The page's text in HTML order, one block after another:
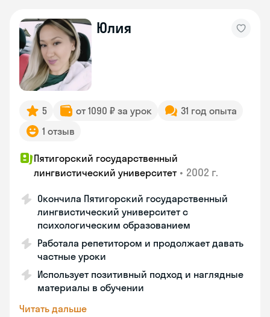
Юлия
5 от 1090 ₽ за урок
31 год опыта
1 отзыв
Пятигорский государственный
лингвистический университет • 2002 г.
Окончила Пятигорский государственный
лингвистический университет с
психологическим образованием
Работала репетитором и продолжает давать
частные уроки
Использует позитивный подход и наглядные
материалы в обучении
Читать дальше